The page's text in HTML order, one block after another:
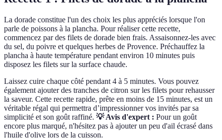
La dorade constitue l'un des choix les plus appréciés lorsque l'on
parle de poissons à la plancha. Pour réaliser cette recette,
commencez par des filets de dorade bien frais. Assaisonnez-les avec
du sel, du poivre et quelques herbes de Provence. Préchauffez la
plancha à haute température pendant environ 10 minutes puis
disposez les filets sur la surface chaude.
Laissez cuire chaque côté pendant 4 à 5 minutes. Vous pouvez
également ajouter des tranches de citron sur les filets pour rehausser
la saveur. Cette recette rapide, prête en moins de 15 minutes, est un
véritable régal qui permettra d’impressionner vos invités par sa
simplicité et son goût raffiné. 💡 Avis d'expert : Pour un goût
encore plus marqué, n'hésitez pas à ajouter un peu d'ail écrasé dans
l'huile d'olive lors de la cuisson.